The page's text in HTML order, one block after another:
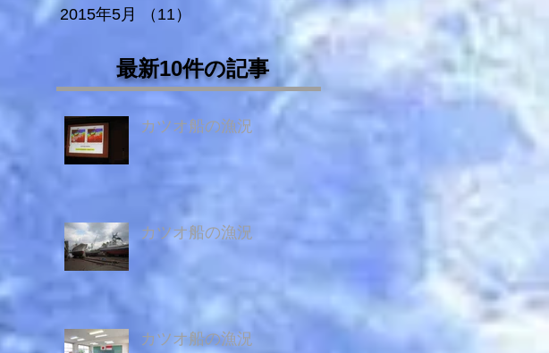
2015年5月
（11）
最新10件の記事
カツオ船の漁況
カツオ船の漁況
カツオ船の漁況